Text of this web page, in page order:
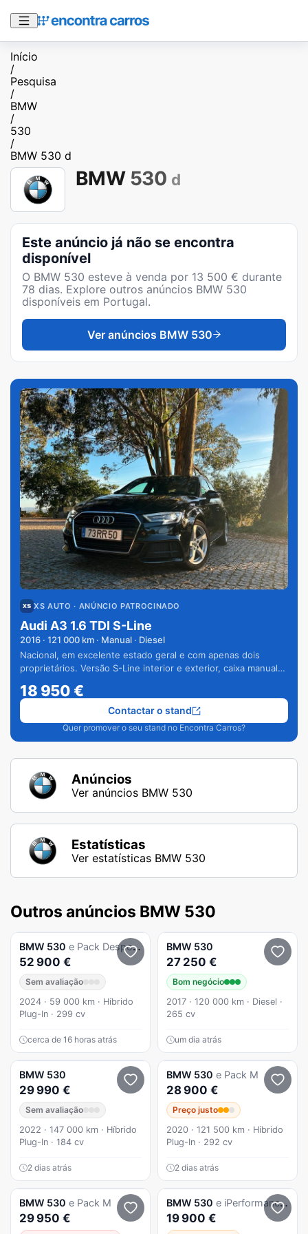
Início
/
Pesquisa
/
BMW
/
530
/
BMW 530 d
BMW 530 d
Este anúncio já não se encontra
disponível
O BMW 530 esteve à venda por 13 500 € durante
78 dias. Explore outros anúncios BMW 530
disponíveis em Portugal.
Ver anúncios BMW 530
XS AUTO · ANÚNCIO PATROCINADO
Audi A3 1.6 TDI S-Line
2016 · 121 000 km · Manual · Diesel
Nacional, em excelente estado geral e com apenas dois
proprietários. Versão S-Line interior e exterior, caixa manual
18 950€
Quer promover o seu stand no Encontra Carros?
Contactar o stand
Anúncios
Ver anúncios BMW 530
Estatísticas
Ver estatísticas BMW 530
Outros anúncios BMW 530
BMW 530 e Pack Desportivo M Pro
52 900 €
Sem avaliação
2024 · 59 000 km · Híbrido
Plug-In · 299 cv
cerca de 16 horas atrás
BMW 530
27 250 €
Bom negócio
2017 · 120 000 km · Diesel ·
265 cv
um dia atrás
BMW 530
29 990 €
Sem avaliação
2022 · 147 000 km · Híbrido
Plug-In · 184 cv
2 dias atrás
BMW 530 e Pack M
28 900 €
Preço justo
2020 · 121 500 km · Híbrido
Plug-In · 292 cv
2 dias atrás
BMW 530 e Pack M
29 950 €
BMW 530 e iPerformance Pack M
19 900 €